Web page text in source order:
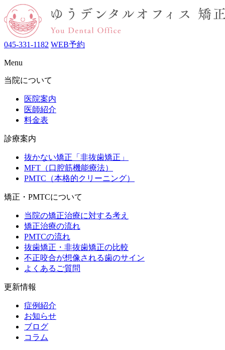
045-331-1182 WEB予約
Menu
当院について
医院案内
医師紹介
料金表
診療案内
抜かない矯正「非抜歯矯正」
MFT（口腔筋機能療法）
PMTC（本格的クリーニング）
矯正・PMTCについて
当院の矯正治療に対する考え
矯正治療の流れ
PMTCの流れ
抜歯矯正・非抜歯矯正の比較
不正咬合が想像される歯のサイン
よくあるご質問
更新情報
症例紹介
お知らせ
ブログ
コラム